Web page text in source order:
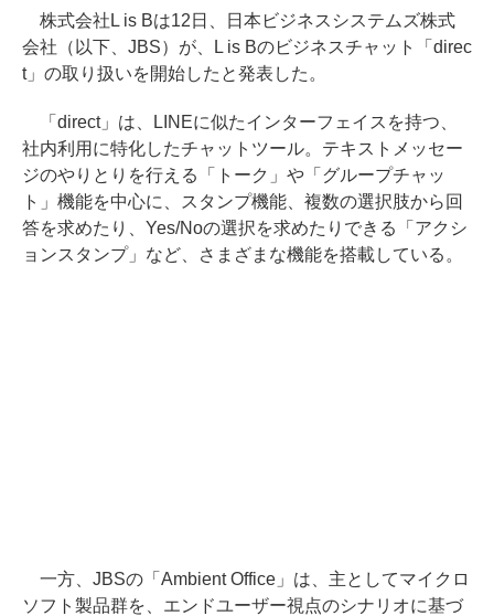
株式会社L is Bは12日、日本ビジネスシステムズ株式
会社（以下、JBS）が、L is Bのビジネスチャット「direc
t」の取り扱いを開始したと発表した。
「direct」は、LINEに似たインターフェイスを持つ、
社内利用に特化したチャットツール。テキストメッセー
ジのやりとりを行える「トーク」や「グループチャッ
ト」機能を中心に、スタンプ機能、複数の選択肢から回
答を求めたり、Yes/Noの選択を求めたりできる「アクシ
ョンスタンプ」など、さまざまな機能を搭載している。
一方、JBSの「Ambient Office」は、主としてマイクロ
ソフト製品群を、エンドユーザー視点のシナリオに基づ